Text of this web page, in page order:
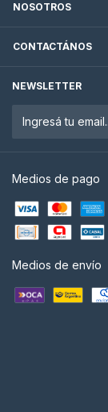
NOSOTROS
CONTACTÁNOS
NEWSLETTER
Medios de pago
Medios de envío